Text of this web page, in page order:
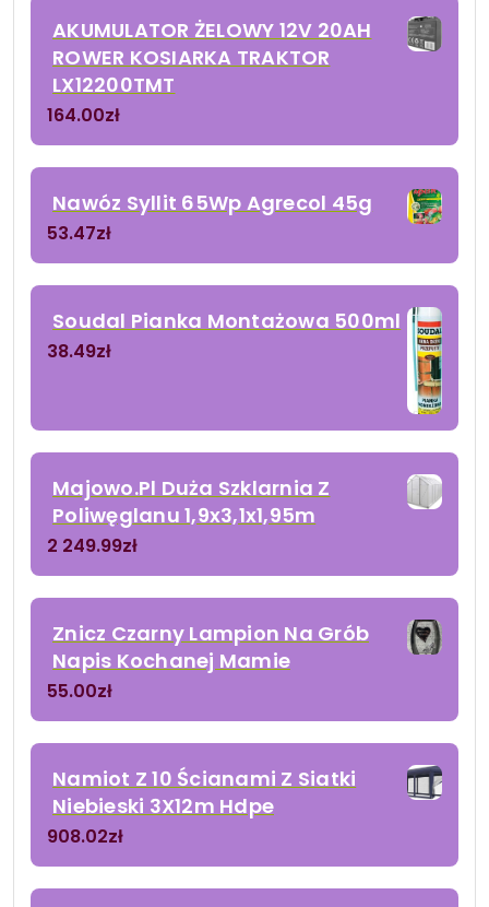
AKUMULATOR ŻELOWY 12V 20AH
ROWER KOSIARKA TRAKTOR
LX12200TMT
164.00zł
Nawóz Syllit 65Wp Agrecol 45g
53.47zł
Soudal Pianka Montażowa 500ml
38.49zł
Majowo.Pl Duża Szklarnia Z
Poliwęglanu 1,9x3,1x1,95m
2 249.99zł
Znicz Czarny Lampion Na Grób
Napis Kochanej Mamie
55.00zł
Namiot Z 10 Ścianami Z Siatki
Niebieski 3X12m Hdpe
908.02zł